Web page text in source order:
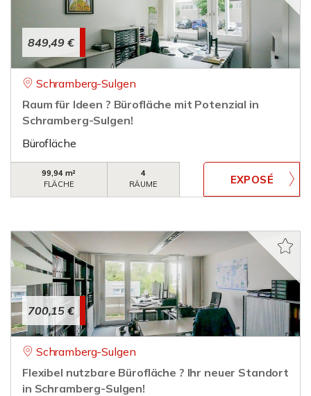
849,49 €
Schramberg-Sulgen
Raum für Ideen ? Bürofläche mit Potenzial in
Schramberg-Sulgen!
Bürofläche
99,94 m²
FLÄCHE
4
RÄUME
700,15 €
Schramberg-Sulgen
Flexibel nutzbare Bürofläche ? Ihr neuer Standort
in Schramberg-Sulgen!